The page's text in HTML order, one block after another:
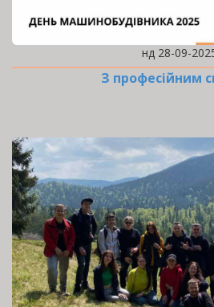
нд 28-09-
З професійним